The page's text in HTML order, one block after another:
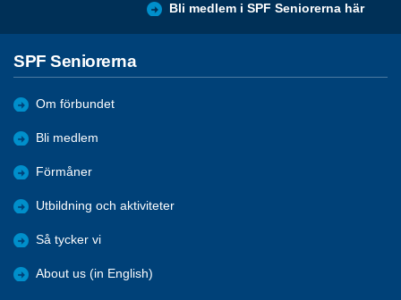
Bli medlem i SPF Seniorerna här
SPF Seniorerna
Om förbundet
Bli medlem
Förmåner
Utbildning och aktiviteter
Så tycker vi
About us (in English)